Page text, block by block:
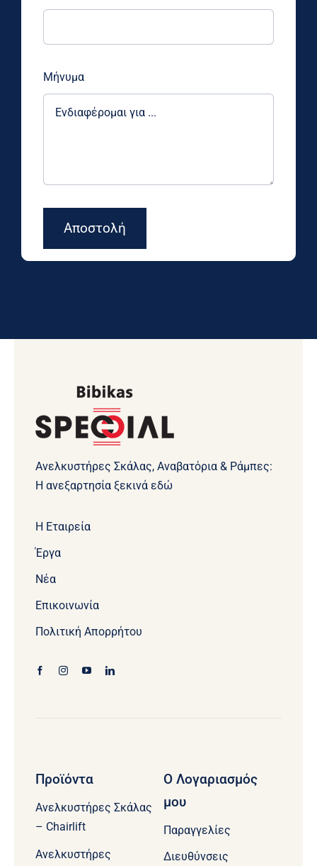
Μήνυμα
Αποστολή
Ανελκυστήρες Σκάλας, Αναβατόρια & Ράμπες:
Η ανεξαρτησία ξεκινά εδώ
Η Εταιρεία
Έργα
Νέα
Επικοινωνία
Πολιτική Απορρήτου
Προϊόντα
Ανελκυστήρες Σκάλας
– Chairlift
Ανελκυστήρες
Ο Λογαριασμός
μου
Παραγγελίες
Διευθύνσεις